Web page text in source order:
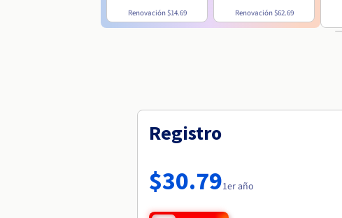
Renovación$14.69 Renovación$62.69
Registro
$30.791er año